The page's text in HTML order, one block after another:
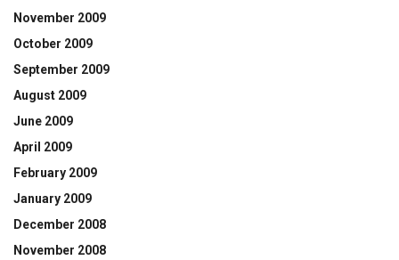
November 2009
October 2009
September 2009
August 2009
June 2009
April 2009
February 2009
January 2009
December 2008
November 2008